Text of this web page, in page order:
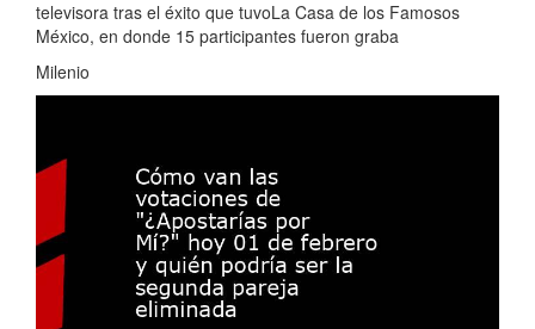
televisora tras el éxito que tuvoLa Casa de los Famosos
México, en donde 15 participantes fueron graba
Milenio